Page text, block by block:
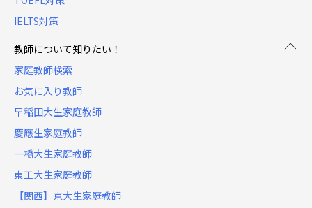
IELTS対策
教師について知りたい！
家庭教師検索
お気に入り教師
早稲田大生家庭教師
慶應生家庭教師
一橋大生家庭教師
東工大生家庭教師
【関西】京大生家庭教師